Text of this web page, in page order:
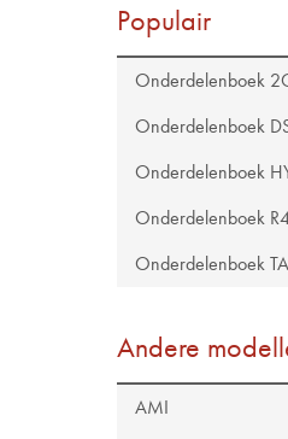
Populair
Onderdelenboek
Onderdelenboek
Onderdelenboek
Onderdelenboek
Onderdelenboek TA
Andere
AMI